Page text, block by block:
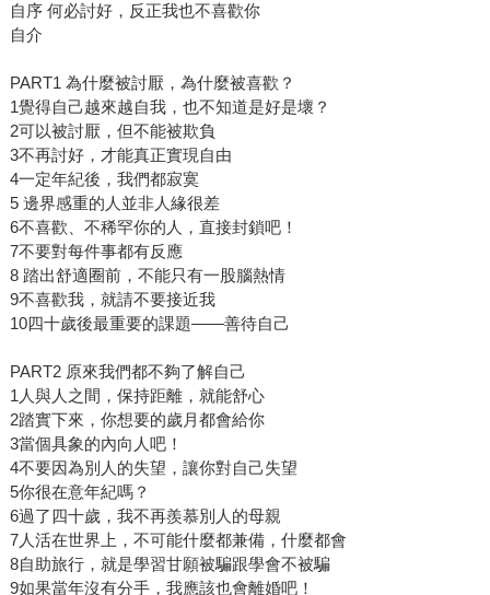
自序 何必討好，反正我也不喜歡你
自介
PART1 為什麼被討厭，為什麼被喜歡？
1覺得自己越來越自我，也不知道是好是壞？
2可以被討厭，但不能被欺負
3不再討好，才能真正實現自由
4一定年紀後，我們都寂寞
5 邊界感重的人並非人緣很差
6不喜歡、不稀罕你的人，直接封鎖吧！
7不要對每件事都有反應
8 踏出舒適圈前，不能只有一股腦熱情
9不喜歡我，就請不要接近我
10四十歲後最重要的課題——善待自己
PART2 原來我們都不夠了解自己
1人與人之間，保持距離，就能舒心
2踏實下來，你想要的歲月都會給你
3當個具象的內向人吧！
4不要因為別人的失望，讓你對自己失望
5你很在意年紀嗎？
6過了四十歲，我不再羨慕別人的母親
7人活在世界上，不可能什麼都兼備，什麼都會
8自助旅行，就是學習甘願被騙跟學會不被騙
9如果當年沒有分手，我應該也會離婚吧！